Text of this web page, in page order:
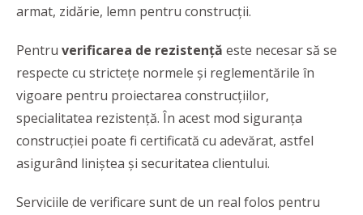
armat, zidărie, lemn pentru construcții.
Pentru verificarea de rezistență este necesar să se
respecte cu stricteţe normele şi reglementările în
vigoare pentru proiectarea construcțiilor,
specialitatea rezistență. În acest mod siguranţa
construcţiei poate fi certificată cu adevărat, astfel
asigurând liniştea şi securitatea clientului.
Serviciile de verificare sunt de un real folos pentru